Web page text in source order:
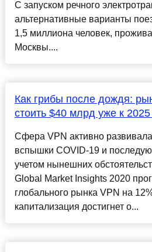
С запуском речного
альтернативные варианты
1,5 миллиона человек,
Москвы....
Как грибы после дождя:
стоить $40 млрд уже к 2025
Сфера VPN активно
вспышки COVID-19 и
учетом нынешних
Global Market Insights 2020
глобального рынка VPN на
капитализация достигнет о...